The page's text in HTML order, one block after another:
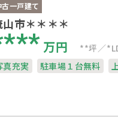
古一戸建て
山市＊＊＊＊
万円 **坪
真充実
駐車場１台無料